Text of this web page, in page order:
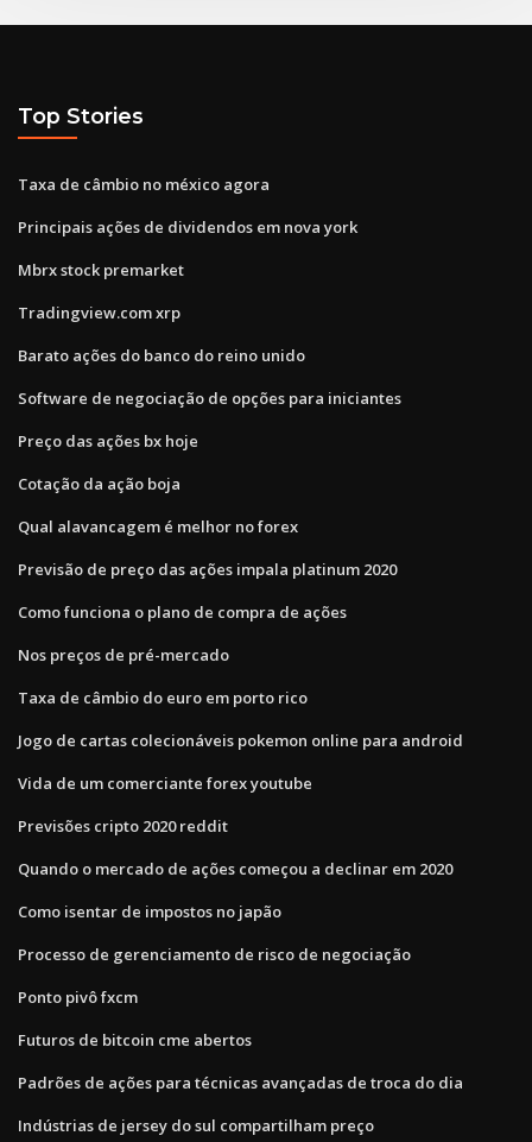
Top Stories
Taxa de câmbio no méxico agora
Principais ações de dividendos em nova york
Mbrx stock premarket
Tradingview.com xrp
Barato ações do banco do reino unido
Software de negociação de opções para iniciantes
Preço das ações bx hoje
Cotação da ação boja
Qual alavancagem é melhor no forex
Previsão de preço das ações impala platinum 2020
Como funciona o plano de compra de ações
Nos preços de pré-mercado
Taxa de câmbio do euro em porto rico
Jogo de cartas colecionáveis ​​pokemon online para android
Vida de um comerciante forex youtube
Previsões cripto 2020 reddit
Quando o mercado de ações começou a declinar em 2020
Como isentar de impostos no japão
Processo de gerenciamento de risco de negociação
Ponto pivô fxcm
Futuros de bitcoin cme abertos
Padrões de ações para técnicas avançadas de troca do dia
Indústrias de jersey do sul compartilham preço